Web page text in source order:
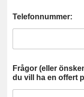
Telefonnummer:
Frågor (eller
du vill ha en offert